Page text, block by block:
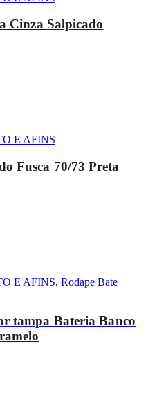
Cinza Salpicado
E AFINS
Fusca 70/73 Preta
E AFINS, Rodape Bate
tampa Bateria Banco